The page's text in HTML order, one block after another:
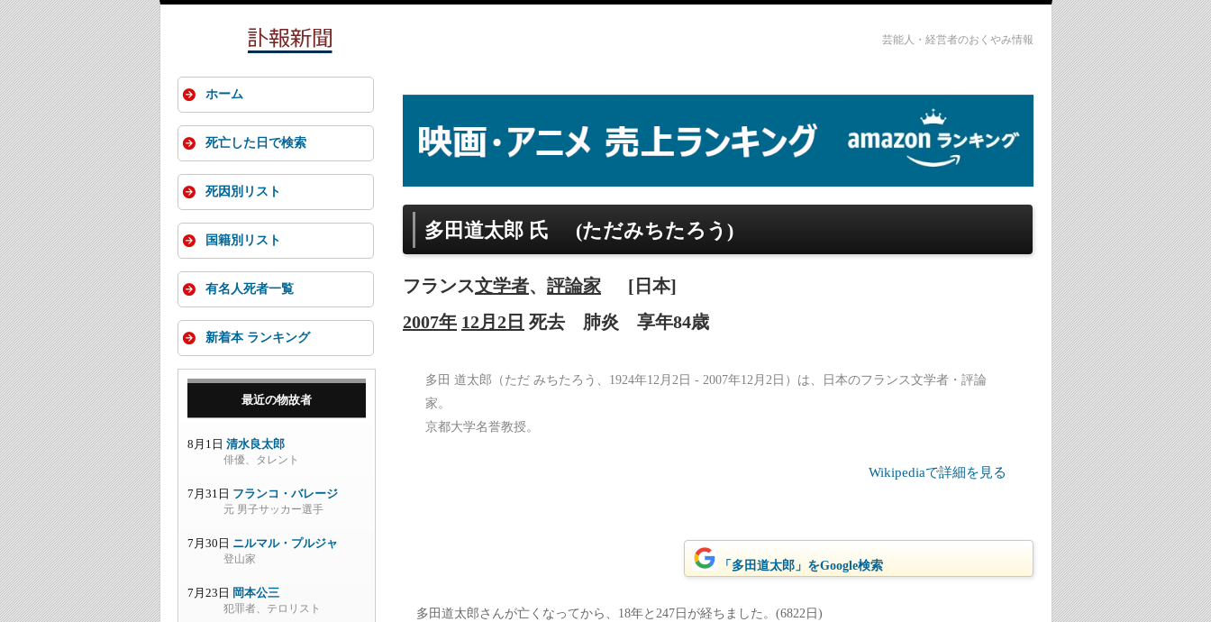
芸能人・経営者のおくやみ情報
多田道太郎 氏 (ただみちたろう)
フランス文学者、 評論家
[日本]
2007年 12月2日 死去 肺炎 享年84歳
多田 道太郎（ただ みちたろう、1924年12月2日 - 2007年12月2日）は、日本のフランス文学者・評論
家。
京都大学名誉教授。
Wikipediaで詳細を見る
「多田道太郎」をGoogle検索
多田道太郎さんが亡くなってから、18年と247日が経ちました。(6822日)
ホーム
死亡した日で検索
死因別リスト
国籍別リスト
有名人死者一覧
新着本 ランキング
最近の物故者
8月1日 清水良太郎
俳優、タレント
7月31日 フランコ・バレージ
元 男子サッカー選手
7月30日 ニルマル・プルジャ
登山家
7月23日 岡本公三
犯罪者、テロリスト